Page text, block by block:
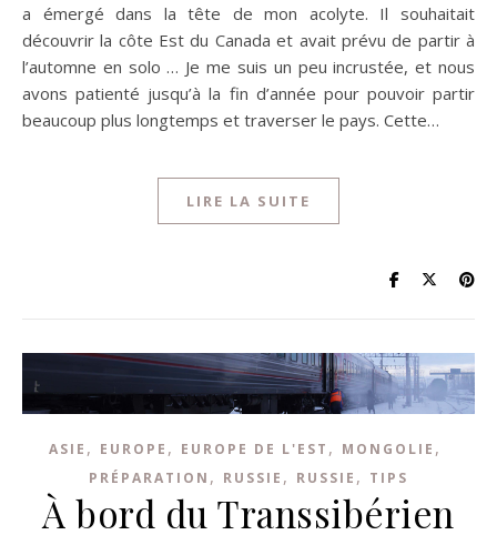
a émergé dans la tête de mon acolyte. Il souhaitait
découvrir la côte Est du Canada et avait prévu de partir à
l’automne en solo … Je me suis un peu incrustée, et nous
avons patienté jusqu’à la fin d’année pour pouvoir partir
beaucoup plus longtemps et traverser le pays. Cette…
LIRE LA SUITE
ASIE , EUROPE , EUROPE DE L'EST , MONGOLIE ,
PRÉPARATION , RUSSIE , RUSSIE , TIPS
À bord du Transsibérien